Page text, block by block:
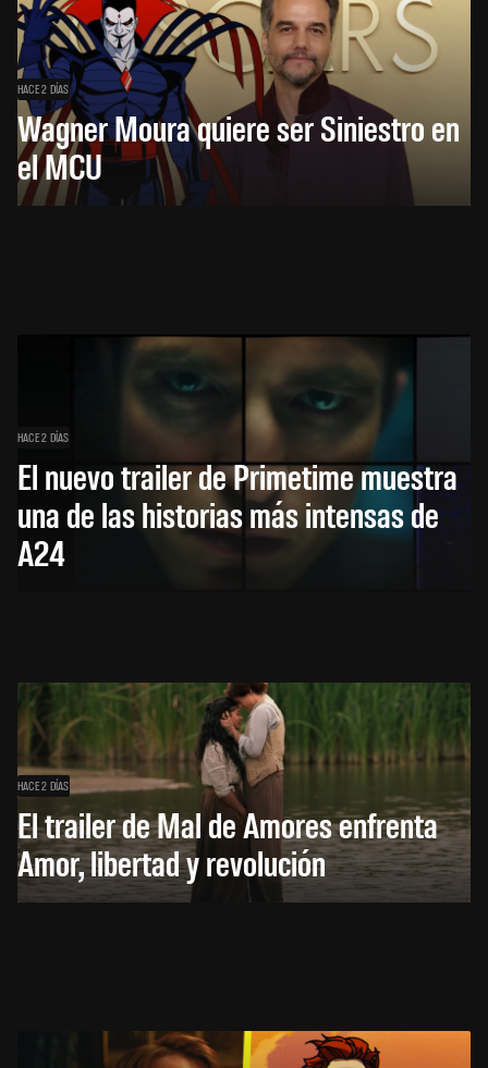
HACE 2 DÍAS
Wagner Moura quiere ser Siniestro en
el MCU
HACE 2 DÍAS
El nuevo trailer de Primetime muestra
una de las historias más intensas de
A24
HACE 2 DÍAS
El trailer de Mal de Amores enfrenta
Amor, libertad y revolución